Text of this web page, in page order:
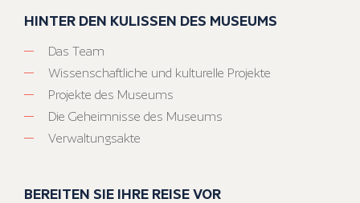
HINTER DEN KULISSEN DES MUSEUMS
Das Team
Wissenschaftliche und kulturelle Projekte
Projekte des Museums
Die Geheimnisse des Museums
Verwaltungsakte
BEREITEN SIE IHRE REISE VOR